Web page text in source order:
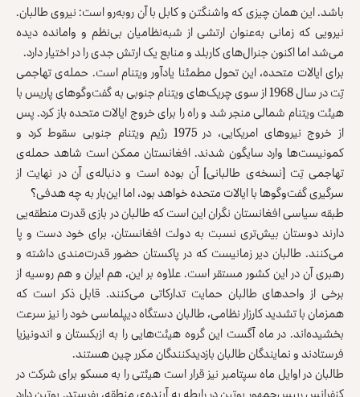
باشد. این همان چیزی که واشنگتن و کابل با آن روبه‌رو است: نیروی طالبان.
نیرویی که زمانی به‌عنوان ارتشی از شبه‌نظامیان بی‌نظم و وامانده دیده
می‌شد اما اکنون جنرال‌های کاربلد و منابع یک ارتش جدی را در اختیار دارد.
برای ایالات متحده، این تحول مطمئنا یادآور ویتنام است. حمله‌ی تهاجمی
تِت در سال 1968 از سوی چریک‌های ویتنام جنوبی به گفت‌وگوهای پاریس با
هیئت ویتنام شمالی منجر شد و راه را برای خروج ایالات متحده باز کرد. پس
از خروج نیروهای امریکایی، در 1975 رژیم ویتنام جنوبی سقوط کرد و
کمونیست‌ها وارد سایگون شدند. افغانستان ممکن است شاهد حمله‌ی
تهاجمی تِت [نسخه‌ی طالبانی] آن بوده است و دنباله‌ی آن در نهایت از
سرگیری گفت‌وگوها با ایالات متحده خواهد بود، اما این‌بار به چه هدفی؟
طبقه سیاسی افغانستان نگران این است که طالبان در بازی قدرت منطقه‌یی
دارند دوستان بیش‌تری نسبت به دولت افغانستان، برای خود دست و پا
می‌کنند. طالبان دیر زمانیست که در پاکستان حضور قدرت‌مندی داشته و
رهبری آن در این کشور مستقر است. علاوه بر این، هم ایران و هم روسیه از
برخی از واحدهای طالبان حمایت تدارکاتی می‌کنند. قابل ذکر است که
همزمان با تشدید کارزار نظامی، طالبان دستگاه دیپلماسی خود را نیز سرعت
بخشیده‌اند. در ماه آگست این گروه هیئت‌هایی را به ازبکستان و اندونیزیا
فرستادند و نمایندگان طالبان بازدیدکنندگان مکرر چین هستند.
طالبان در اوایل ماه سپتامبر نیز قرار است هیئتی را به مسکو برای شرکت در